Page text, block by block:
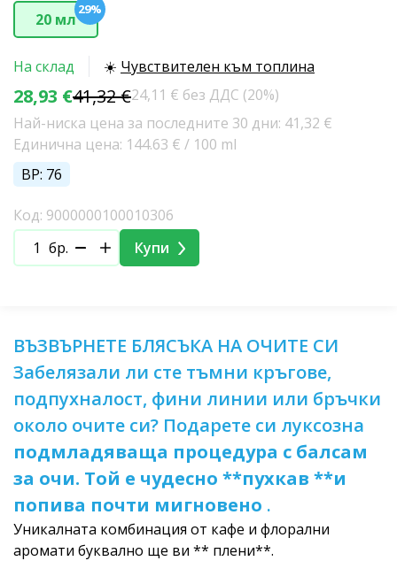
20 мл
29%
На склад ☀️ Чувствителен към топлина
28,93 €41,32 €24,11 € без ДДС (20%)
Най-ниска цена за последните 30 дни: 41,32 €
Единична цена: 144.63 € / 100 ml
BP: 76
Код: 9000000100010306
бр.
Купи
ВЪЗВЪРНЕТЕ БЛЯСЪКА НА ОЧИТЕ СИ
Забелязали ли сте тъмни кръгове,
подпухналост, фини линии или бръчки
около очите си? Подарете си луксозна
подмладяваща процедура с балсам
за очи. Той е чудесно **пухкав **и
попива почти мигновено .
Уникалната комбинация от кафе и флорални
аромати буквално ще ви ** плени**.